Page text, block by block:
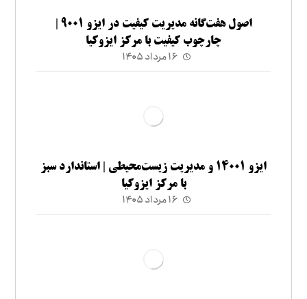
چارچوب کیفیت با مرکز ایزوکیا
۱۶ مرداد ۱۴۰۵
ایزو ۱۴۰۰۱ و مدیریت زیست‌محیطی | استاندارد سبز
با مرکز ایزوکیا
۱۶ مرداد ۱۴۰۵